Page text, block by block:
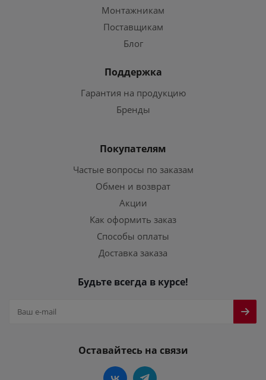
Монтажникам
Поставщикам
Блог
Поддержка
Гарантия на продукцию
Бренды
Покупателям
Частые вопросы по заказам
Обмен и возврат
Акции
Как оформить заказ
Способы оплаты
Доставка заказа
Будьте всегда в курсе!
Оставайтесь на связи